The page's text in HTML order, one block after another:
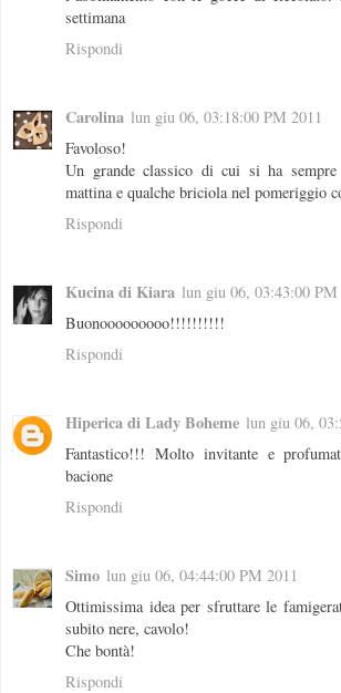
settimana
Rispondi
Carolina lun giu 06, 03:18:00 PM 2011
Favoloso!
Un grande classico di cui si ha
mattina e qualche briciola nel pomeriggio
Rispondi
Kucina di Kiara lun giu 06, 03:43:00 PM
Buonooooooooo!!!!!!!!!!
Rispondi
Hiperica di Lady Boheme lun giu 06,
Fantastico!!! Molto invitante e
bacione
Rispondi
Simo lun giu 06, 04:44:00 PM 2011
Ottimissima idea per sfruttare le
subito nere, cavolo!
Che bontà!
Rispondi